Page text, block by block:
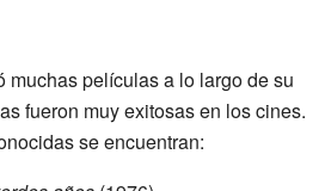
muchas películas a lo largo de su
fueron muy exitosas en los cines.
se encuentran: